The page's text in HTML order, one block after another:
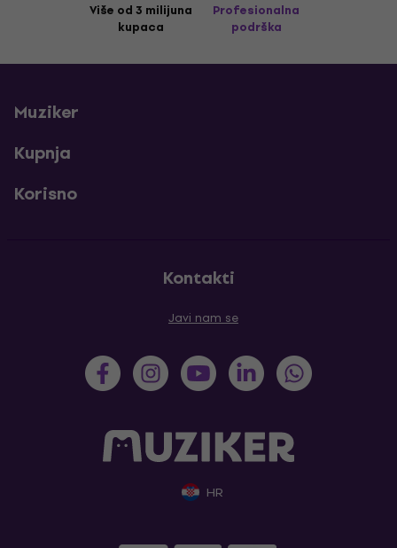
Više od 3 milijuna
kupaca
Profesionalna
podrška
Muziker
Kupnja
Korisno
Kontakti
Javi nam se
HR